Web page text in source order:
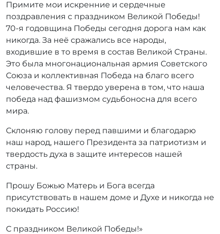
n
Примите мои искренние и сердечные
поздравления с праздником Великой Победы!
70-я годовщина Победы сегодня дорога нам как
никогда. За неё сражались все народы,
входившие в то время в состав Великой Страны.
Это была многонациональная армия Советского
Союза и коллективная Победа на благо всего
человечества. Я твердо уверена в том, что наша
победа над фашизмом судьбоносна для всего
мира.
Склоняю голову перед павшими и благодарю
наш народ, нашего Президента за патриотизм и
твердость духа в защите интересов нашей
страны.
Прошу Божью Матерь и Бога всегда
присутствовать в нашем доме и Духе и никогда не
покидать Россию!
С праздником Великой Победы!»